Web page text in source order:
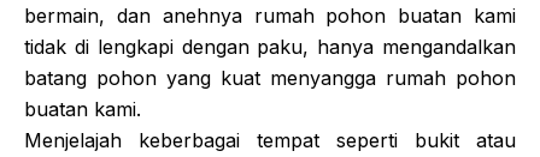
bermain, dan anehnya rumah pohon buatan kami
tidak di lengkapi dengan paku, hanya mengandalkan
batang pohon yang kuat menyangga rumah pohon
buatan kami.
Menjelajah keberbagai tempat seperti bukit atau